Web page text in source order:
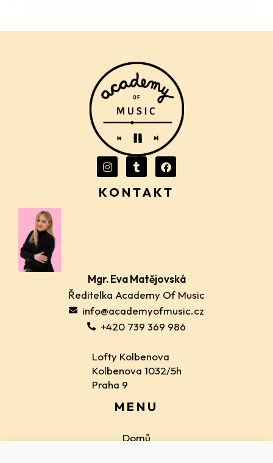
MENU
Domů
KONTAKT
Mgr. Eva Matějovská
Ředitelka Academy Of Music
info@academyofmusic.cz
+420 739 369 986
Lofty Kolbenova
Kolbenova 1032/5h
Praha 9